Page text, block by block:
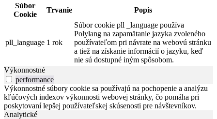
Súbor
Cookie
Trvanie Popis
pll_language 1 rok
Súbor cookie pll _language používa
Polylang na zapamätanie jazyka zvoleného
používateľom pri návrate na webovú stránku
a tiež na získanie informácií o jazyku, keď
nie sú dostupné iným spôsobom.
Výkonnostné
performance
Výkonnostné súbory cookie sa používajú na pochopenie a analýzu
kľúčových indexov výkonnosti webovej stránky, čo pomáha pri
poskytovaní lepšej používateľskej skúsenosti pre návštevníkov.
Analytické